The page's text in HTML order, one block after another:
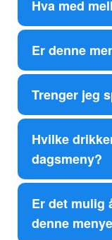
Hva med
Er denne
Trenger jeg
Hvilke
dagsmeny?
Er det mulig
denne